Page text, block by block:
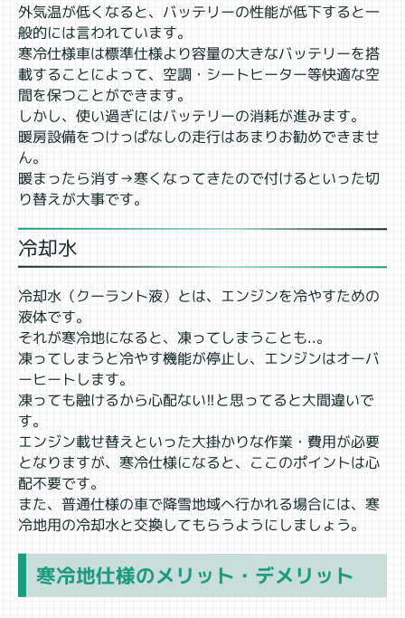
外気温が低くなると、バッテリーの性能が低下すると一
般的には言われています。
寒冷仕様車は標準仕様より容量の大きなバッテリーを搭
載することによって、空調・シートヒーター等快適な空
間を保つことができます。
しかし、使い過ぎにはバッテリーの消耗が進みます。
暖房設備をつけっぱなしの走行はあまりお勧めできませ
ん。
暖まったら消す→寒くなってきたので付けるといった切
り替えが大事です。
冷却水
冷却水（クーラント液）とは、エンジンを冷やすための
液体です。
それが寒冷地になると、凍ってしまうことも..。
凍ってしまうと冷やす機能が停止し、エンジンはオーバ
ーヒートします。
凍っても融けるから心配ない!!と思ってると大間違いで
す。
エンジン載せ替えといった大掛かりな作業・費用が必要
となりますが、寒冷仕様になると、ここのポイントは心
配不要です。
また、普通仕様の車で降雪地域へ行かれる場合には、寒
冷地用の冷却水と交換してもらうようにしましょう。
寒冷地仕様のメリット・デメリット